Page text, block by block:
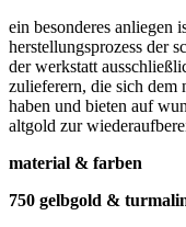
ein besonderes anliegen
herstellungsprozess der
der werkstatt
zulieferern, die sich dem
haben und bieten auf
altgold zur
material & farben
750 gelbgold &